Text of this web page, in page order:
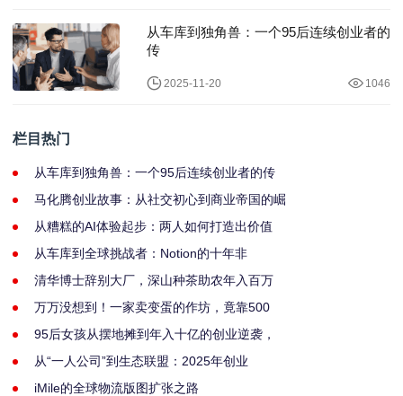
从车库到独角兽：一个95后连续创业者的
传
2025-11-20 1046
栏目热门
从车库到独角兽：一个95后连续创业者的传
马化腾创业故事：从社交初心到商业帝国的崛
从糟糕的AI体验起步：两人如何打造出价值
从车库到全球挑战者：Notion的十年非
清华博士辞别大厂，深山种茶助农年入百万
万万没想到！一家卖变蛋的作坊，竟靠500
95后女孩从摆地摊到年入十亿的创业逆袭，
从“一人公司”到生态联盟：2025年创业
iMile的全球物流版图扩张之路